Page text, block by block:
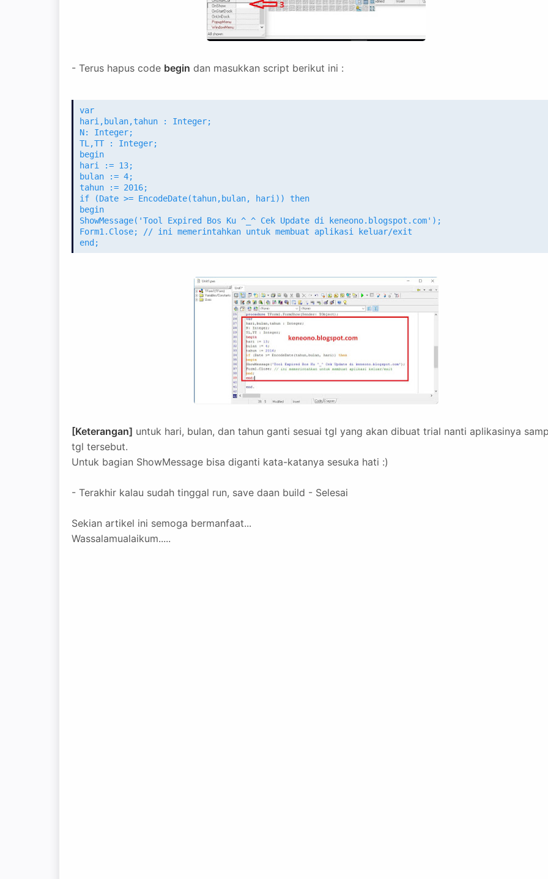
- Terus hapus code begin dan masukkan script berikut ini :
var
hari,bulan,tahun : Integer;
N: Integer;
TL,TT : Integer;
begin
hari := 13;
bulan := 4;
tahun := 2016;
if (Date >= EncodeDate(tahun,bulan, hari)) then
begin
ShowMessage('Tool Expired Bos Ku ^_^ Cek Update di keneono.blogspot.com');
Form1.Close; // ini memerintahkan untuk membuat aplikasi keluar/exit
end;
[Keterangan] untuk hari, bulan, dan tahun ganti sesuai tgl yang akan dibuat trial nanti aplikasinya
tgl tersebut.
Untuk bagian ShowMessage bisa diganti kata-katanya sesuka hati :)
- Terakhir kalau sudah tinggal run, save daan build - Selesai
Sekian artikel ini semoga bermanfaat...
Wassalamualaikum.....